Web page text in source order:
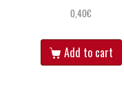
0,40€
Add to cart